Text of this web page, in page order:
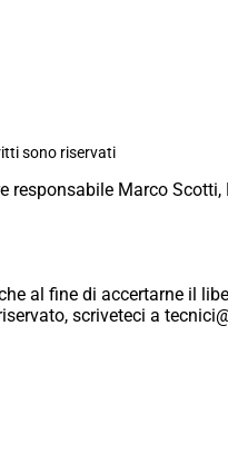
sono riservati
Marco Scotti,
al fine di accertarne il
scriveteci a